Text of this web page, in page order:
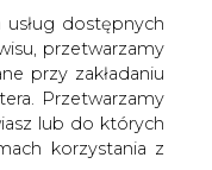
na różnych
danych
gwarancji i praw,
zgody
Twoich
Energii pod kątem
strony
by mówić o dalszych
z KNF.
cen na TGE jako